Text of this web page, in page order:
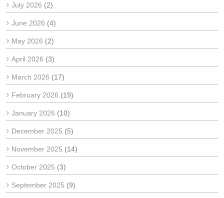
July 2026 (2)
June 2026 (4)
May 2026 (2)
April 2026 (3)
March 2026 (17)
February 2026 (19)
January 2026 (10)
December 2025 (5)
November 2025 (14)
October 2025 (3)
September 2025 (9)